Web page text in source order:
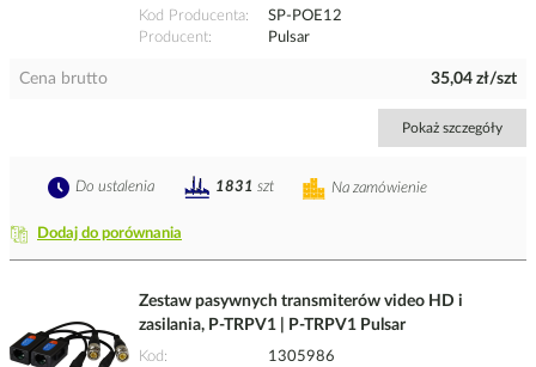
Kod Producenta
SP-POE12
Producent
Pulsar
Cena brutto 35,04 zł/szt
Pokaż szczegóły
Dodaj do porównania
Na zamówienie
Do ustalenia 1831 szt
Zestaw pasywnych transmiterów video HD i
zasilania, P-TRPV1 | P-TRPV1 Pulsar
Kod
1305986